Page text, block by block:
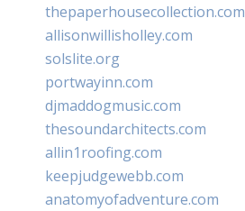
thepaperhousecollection.com
allisonwillisholley.com
solslite.org
portwayinn.com
djmaddogmusic.com
thesoundarchitects.com
allin1roofing.com
keepjudgewebb.com
anatomyofadventure.com